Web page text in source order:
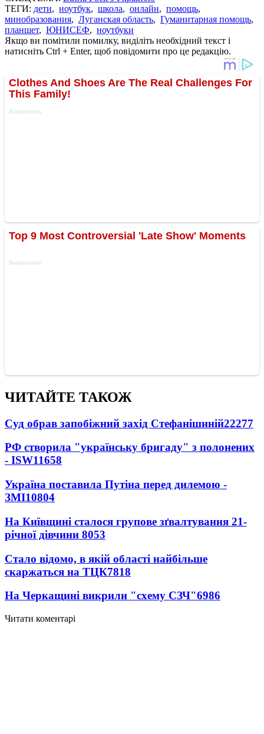
ТЕГИ: дети, ноутбук, школа, онлайн, помощь,
минобразования, Луганская область, Гуманитарная помощь,
планшет, ЮНИСЕФ, ноутбуки
Якщо ви помітили помилку, виділіть необхідний текст і
натисніть Ctrl + Enter, щоб повідомити про це редакцію.
ЧИТАЙТЕ ТАКОЖ
Суд обрав запобіжний захід Стефанішиній22277
РФ створила "українську бригаду" з полонених
- ISW11658
Україна поставила Путіна перед дилемою -
ЗМІ10804
На Київщині сталося групове зґвалтування 21-
річної дівчини 8053
Стало відомо, в якій області найбільше
скаржаться на ТЦК7818
На Черкащині викрили "схему СЗЧ"6986
Читати коментарі